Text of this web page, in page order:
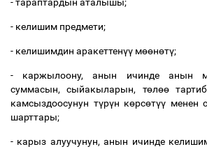
- келишим предмети;
- келишимдин аракеттенүү мөөнөтү;
- каржылоону,анын ичинде анын
суммасын,сыйакыларын, төлөө
камсыздоосунун түрүн көрсөтүү менен
шарттары;
- карыз алуучунун,анын ичинде